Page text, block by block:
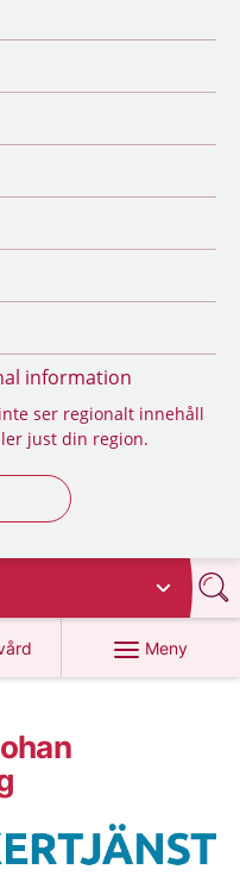
information
ser regionalt innehåll
just din region.
Meny